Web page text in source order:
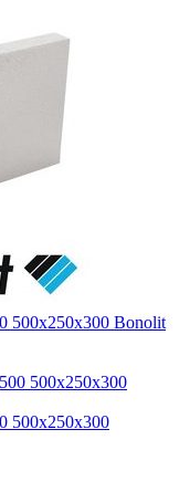
500х250х300 Bonolit
500х250х300